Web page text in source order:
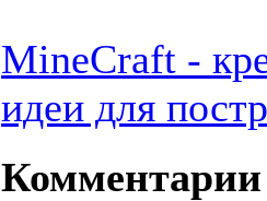
MineCraft -
идеи для
Комментарии